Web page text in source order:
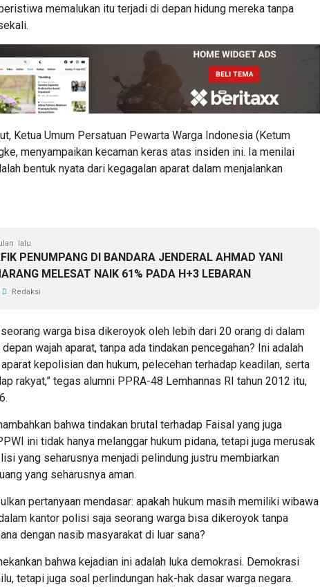
memalukan itu terjadi di depan hidung mereka tanpa
Ketua Umum Persatuan Pewarta Warga Indonesia (Ketum
menyampaikan kecaman keras atas insiden ini. Ia menilai
bentuk nyata dari kegagalan aparat dalam menjalankan
lalu
PENUMPANG DI BANDARA JENDERAL AHMAD YANI
MELESAT NAIK 61% PADA H+3 LEBARAN
Redaksi
seorang warga bisa dikeroyok oleh lebih dari 20 orang di dalam
wajah aparat, tanpa ada tindakan pencegahan? Ini adalah
kepolisian dan hukum, pelecehan terhadap keadilan, serta
rakyat,” tegas alumni PPRA-48 Lemhannas RI tahun 2012 itu,
bahwa tindakan brutal terhadap Faisal yang juga
ini tidak hanya melanggar hukum pidana, tetapi juga merusak
yang seharusnya menjadi pelindung justru membiarkan
yang seharusnya aman.
pertanyaan mendasar: apakah hukum masih memiliki wibawa
kantor polisi saja seorang warga bisa dikeroyok tanpa
dengan nasib masyarakat di luar sana?
bahwa kejadian ini adalah luka demokrasi. Demokrasi
tetapi juga soal perlindungan hak-hak dasar warga negara.